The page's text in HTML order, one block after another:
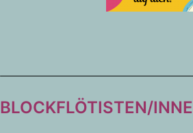
BLOCKFLÖTISTEN/